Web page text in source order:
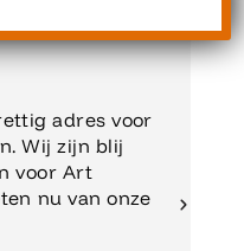
adres voor
Wij zijn blij
voor Art
nu van onze